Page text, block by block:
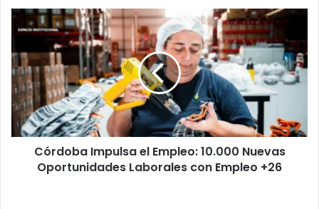
Córdoba
Impulsa
Empleo:
10.000
Nuevas
Oportunidades
Laborales
con
EmpleoCórdoba Impulsa el Empleo: 10.000 Nuevas
Oportunidades Laborales con Empleo +26